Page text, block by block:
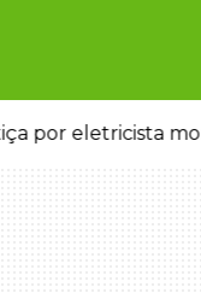
por eletricista